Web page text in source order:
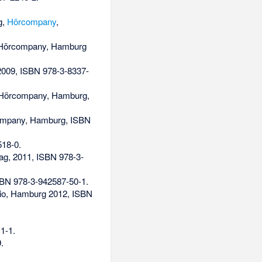
Hörcompany,
Hamburg
ISBN 978-3-8337-
Hamburg,
Hamburg, ISBN
0.
2011, ISBN 978-3-
978-3-942587-50-1.
Hamburg 2012, ISBN
1.
.